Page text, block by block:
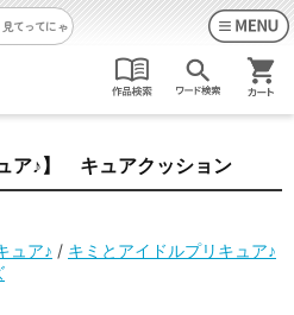
てってにゃ
ア♪】 キュアクッション
ュア♪ / キミとアイドルプリキュア♪